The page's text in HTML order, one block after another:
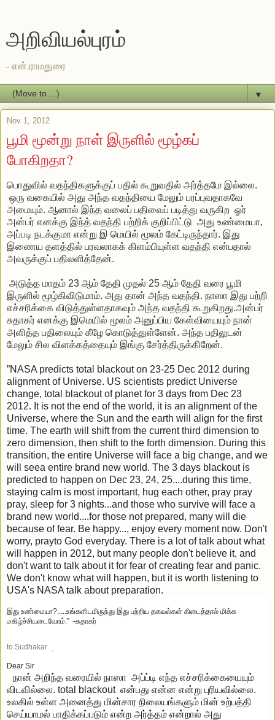
அறிவியல்புரம்
- என்.ராமதுரை
▼
Nov 1, 2012
பூமி மூன்று நாள் இருளில் மூழ்கப்
போகிறதா?
பொதுவில் வதந்திகளுக்குப் பதில் கூறுவதில் அர்த்தமே இல்லை.
ஒரு வகையில் அது அந்த வதந்தியை மேலும் பரப்புவதாகவே
அமையும். ஆனால் இந்த வலைப் பதிவைப் படித்து வருகிற ஓர்
அன்பர் எனக்கு இந்த் வதந்தி பற்றிக் குறிப்பிட்டு அது உண்மையா,
அப்படி நடக்குமா என்று இ மெயில் மூலம் கேட்டிருந்தார். இது
இணைய தளத்தில் பரவலாகக் கிளம்பியுள்ள வதந்தி என்பதால்
அவருக்குப் பதிலளித்தேன்.
அடுத்த மாதம் 23 ஆம் தேதி முதல் 25 ஆம் தேதி வரை பூமி
இருளில் மூழ்கிவிடுமாம். அது தான் அந்த வதந்தி. நாஸா இது பற்றி
எச்சரிக்கை விடுத்துள்ளதாகவும் அந்த வதந்தி கூறுகிறது.அன்பர்
சுதாகர் எனக்கு இமெயில் மூலம் அனுப்பிய கேள்வியையும் நான்
அளித்த பதிலையும் கீழே கொடுத்துள்ளேன். அந்த பதிலுடன்
மேலும் சில விளக்கத்தையும் இங்கு சேர்த்திருக்கிறேன்.
”NASA predicts total blackout on 23-25 Dec 2012 during
alignment of Universe. US scientists predict Universe
change, total blackout of planet for 3 days from Dec 23
2012. It is not the end of the world, it is an alignment of the
Universe, where the Sun and the earth will align for the first
time. The earth will shift from the current third dimension to
zero dimension, then shift to the forth dimension. During this
transition, the entire Universe will face a big change, and we
will seea entire brand new world. The 3 days blackout is
predicted to happen on Dec 23, 24, 25....during this time,
staying calm is most important, hug each other, pray pray
pray, sleep for 3 nights...and those who survive will face a
brand new world....for those not prepared, many will die
because of fear. Be happy..., enjoy every moment now. Don't
worry, prayto God everyday. There is a lot of talk about what
will happen in 2012, but many people don't believe it, and
don't want to talk about it for fear of creating fear and panic.
We don't know what will happen, but it is worth listening to
USA's NASA talk about preparation.
இது உண்மையா?.....உங்களிடமிருந்து இது பற்றிய தகவல்கள் கிடைத்தால் மிக்க
மகிழ்ச்சியடைவோம்.” -சுதாகர்
to Sudhakar
Dear Sir
நான் அறிந்த வரையில் நாஸா அப்ப்டி எந்த எச்சரிக்கையையும்
விடவில்லை. total blackout என்பது என்ன என்று புரியவில்லை.
உலகில் உள்ள அனைத்து மின்சார நிலையங்களும் மின் உற்பத்தி
செய்யாமல் பாதிக்கப்படும் என்ற அர்த்தம் என்றால் அது